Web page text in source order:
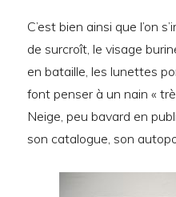
C’est bien ainsi que l’on
de surcroît, le visage
en bataille, les lunettes
font penser à un nain «
Neige, peu bavard en
son catalogue, son